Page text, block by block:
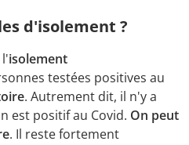
d'isolement ?
isolement
testées positives au
. Autrement dit, il n'y a
est positif au Covid. On peut
. Il reste fortement